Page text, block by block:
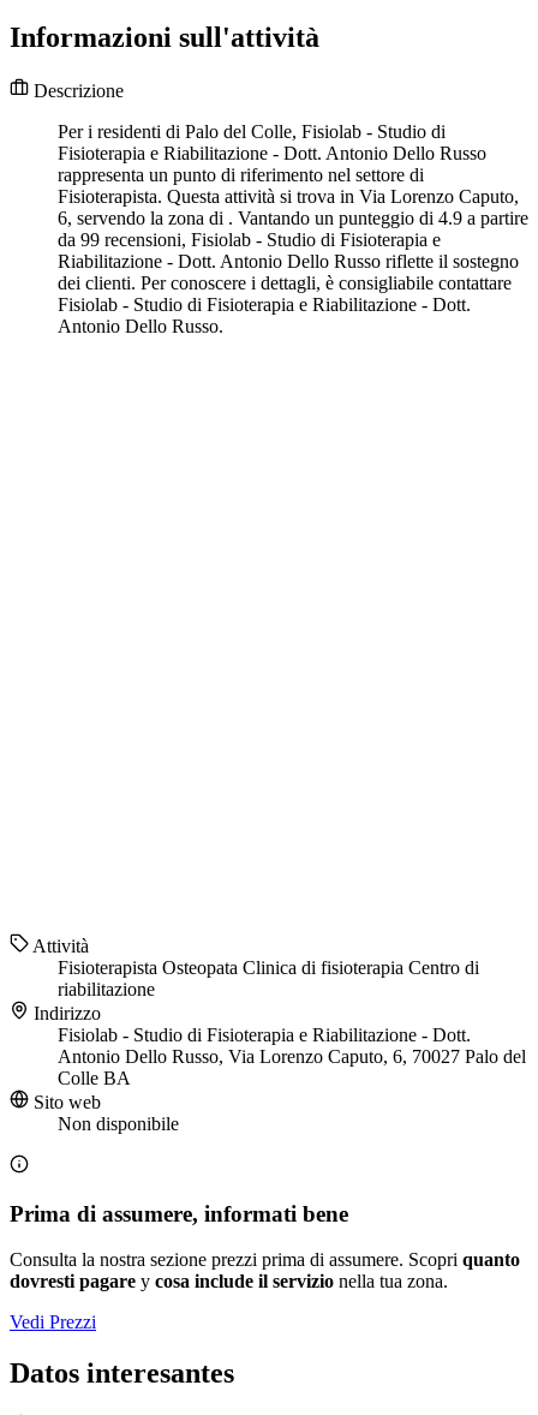
Informazioni sull'attività
Descrizione
Per i residenti di Palo del Colle, Fisiolab - Studio di
Fisioterapia e Riabilitazione - Dott. Antonio Dello Russo
rappresenta un punto di riferimento nel settore di
Fisioterapista. Questa attività si trova in Via Lorenzo Caputo,
6, servendo la zona di . Vantando un punteggio di 4.9 a partire
da 99 recensioni, Fisiolab - Studio di Fisioterapia e
Riabilitazione - Dott. Antonio Dello Russo riflette il sostegno
dei clienti. Per conoscere i dettagli, è consigliabile contattare
Fisiolab - Studio di Fisioterapia e Riabilitazione - Dott.
Antonio Dello Russo.
Attività
Fisioterapista Osteopata Clinica di fisioterapia Centro di
riabilitazione
Indirizzo
Fisiolab - Studio di Fisioterapia e Riabilitazione - Dott.
Antonio Dello Russo, Via Lorenzo Caputo, 6, 70027 Palo del
Colle BA
Sito web
Non disponibile
Prima di assumere, informati bene
Consulta la nostra sezione prezzi prima di assumere. Scopri quanto
dovresti pagare y cosa include il servizio nella tua zona.
Vedi Prezzi
Datos interesantes